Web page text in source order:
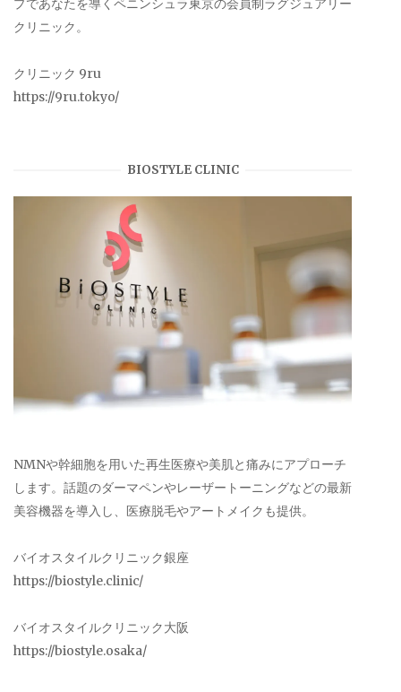
プであなたを導くペニンシュラ東京の会員制ラグジュアリー
クリニック。
クリニック 9ru
https://9ru.tokyo/
BIOSTYLE CLINIC
NMNや幹細胞を用いた再生医療や美肌と痛みにアプローチ
します。話題のダーマペンやレーザートーニングなどの最新
美容機器を導入し、医療脱毛やアートメイクも提供。
バイオスタイルクリニック銀座
https://biostyle.clinic/
バイオスタイルクリニック大阪
https://biostyle.osaka/